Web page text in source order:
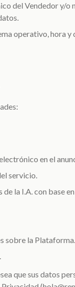
del Vendedor y/o
operativo, hora
en el
servicio.
la I.A. con base
sobre la Plataforma.
que sus datos